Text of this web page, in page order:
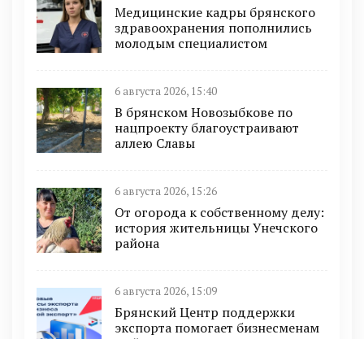
Медицинские кадры брянского
здравоохранения пополнились
молодым специалистом
6 августа 2026, 15:40
В брянском Новозыбкове по
нацпроекту благоустраивают
аллею Славы
6 августа 2026, 15:26
От огорода к собственному делу:
история жительницы Унечского
района
6 августа 2026, 15:09
Брянский Центр поддержки
экспорта помогает бизнесменам